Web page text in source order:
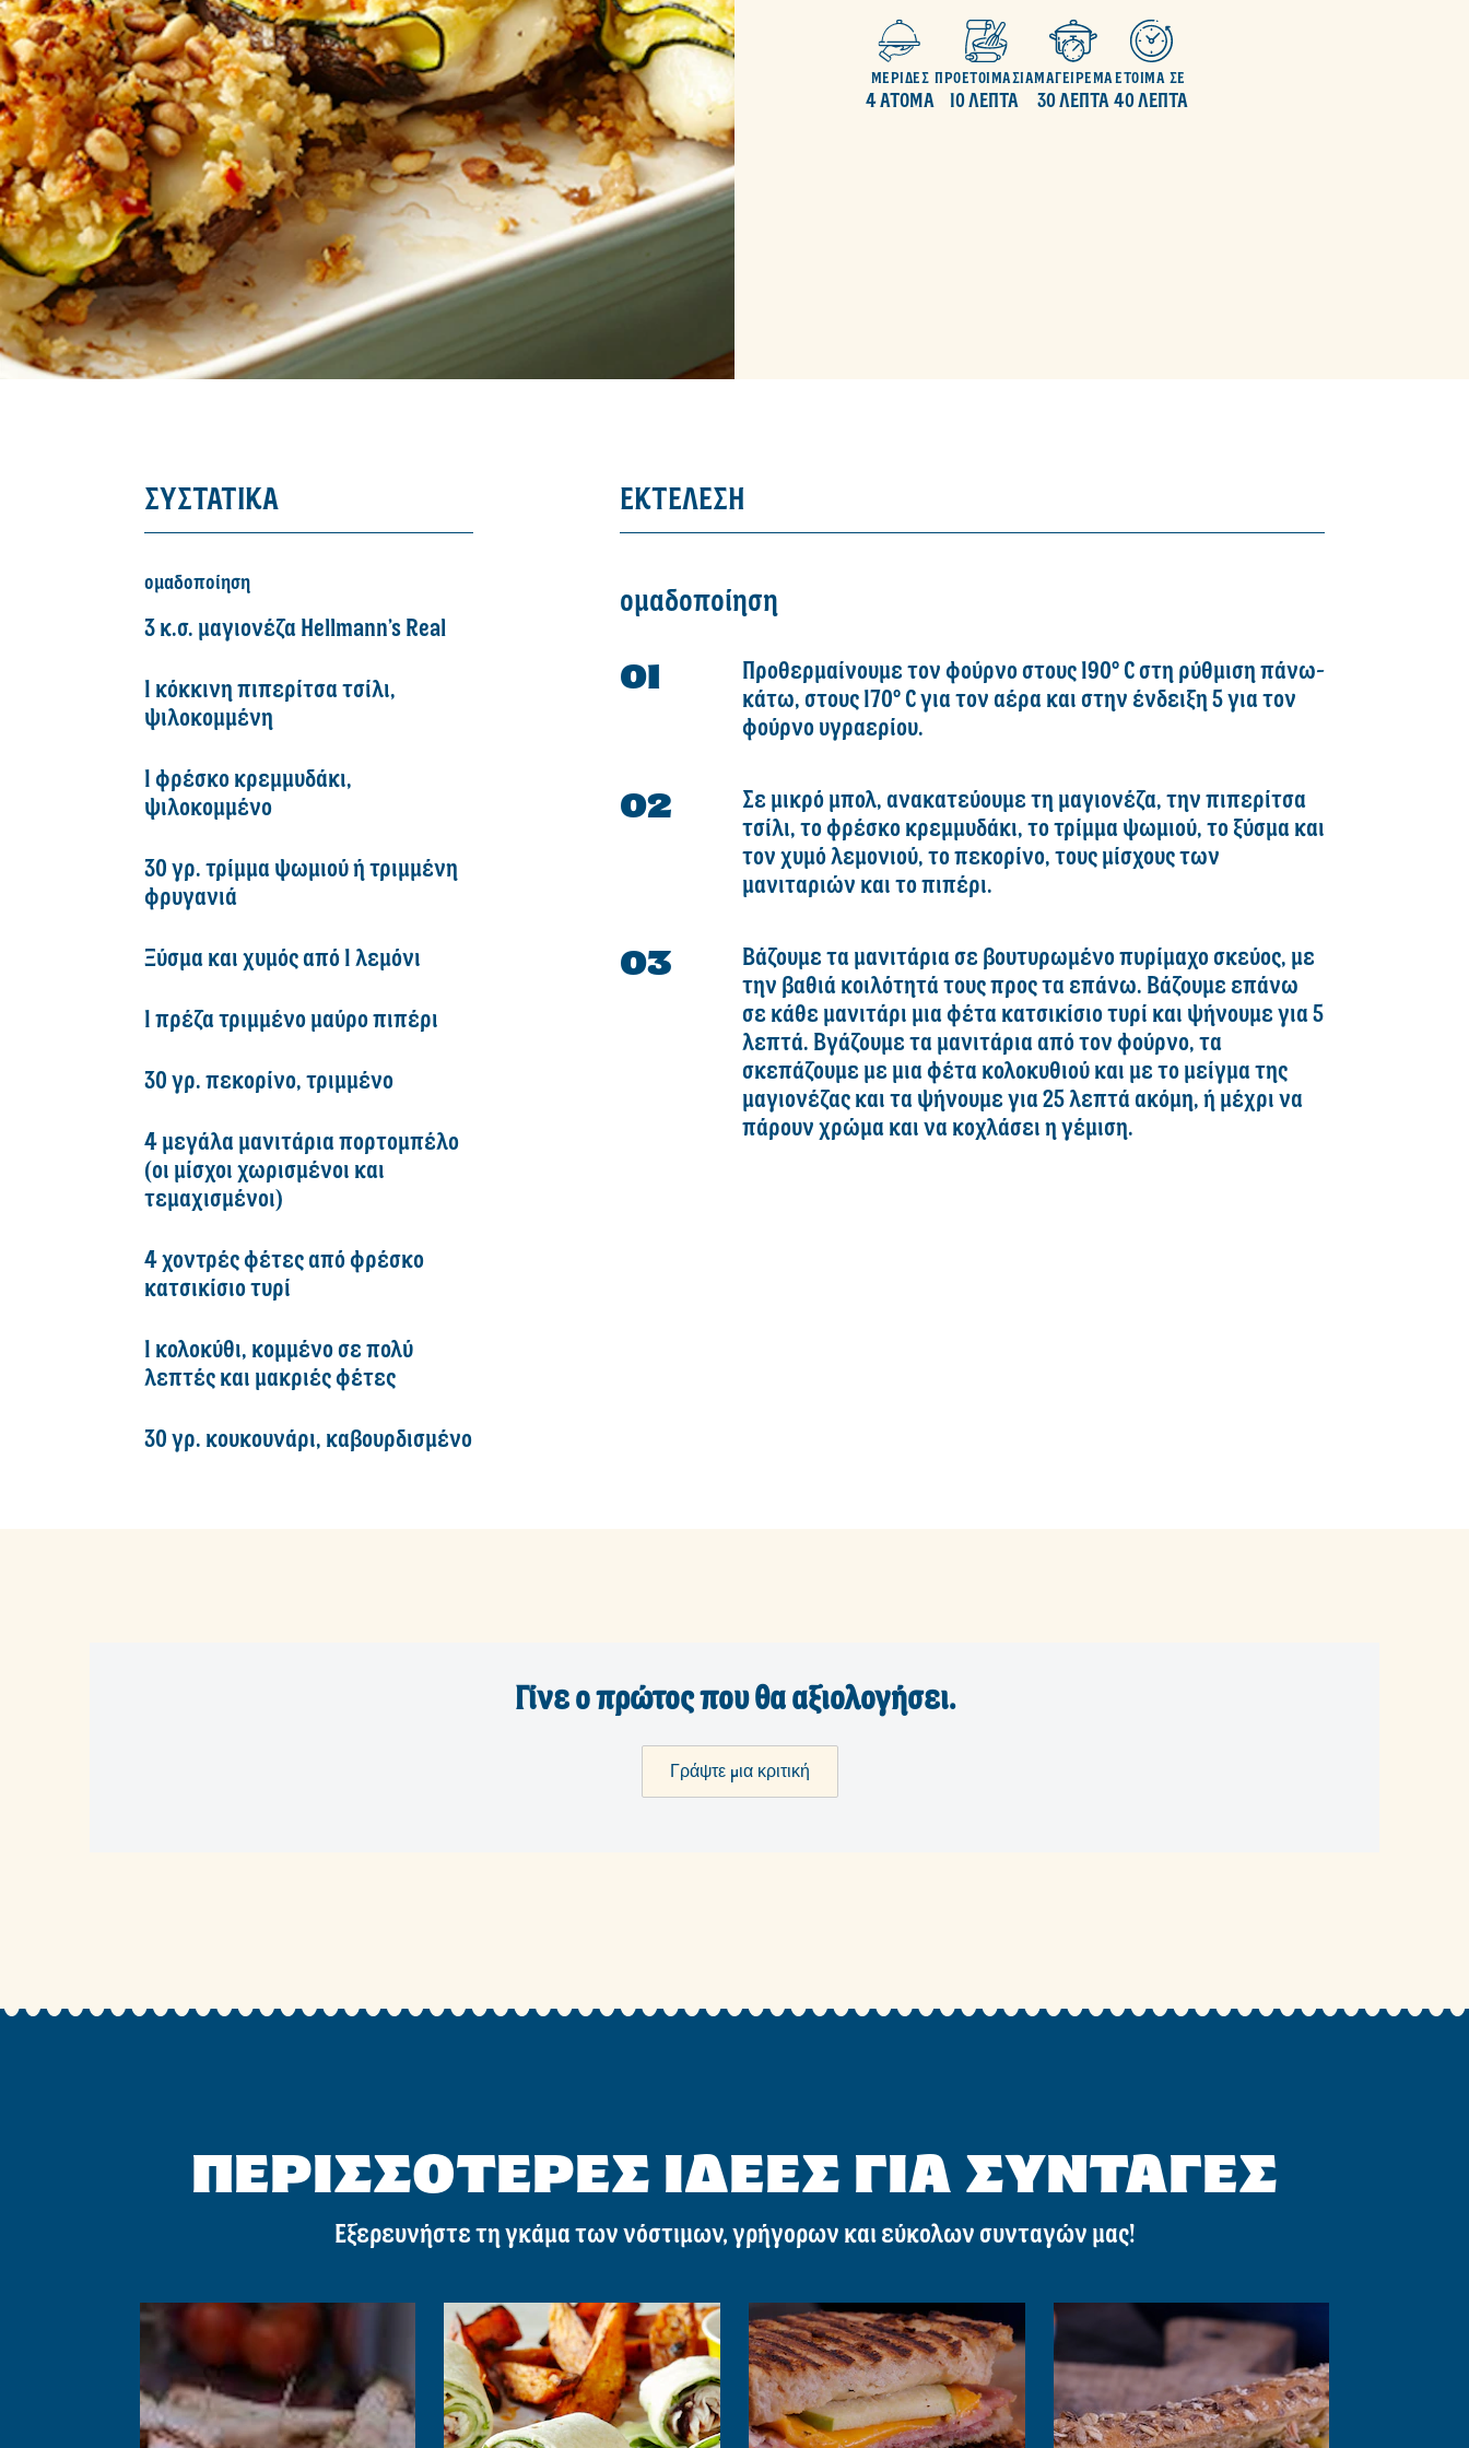
4 ΑΤΟΜΑ
ΜΕΡΙΔΕΣ
10 ΛΕΠΤΑ
ΠΡΟΕΤΟΙΜΑΣΙΑ
30 ΛΕΠΤΑ
ΜΑΓΕΙΡΕΜΑ
40 ΛΕΠΤΑ
ΕΤΟΙΜΑ ΣΕ
ΣΥΣΤΑΤΙΚΑ
ομαδοποίηση
3 κ.σ. μαγιονέζα Hellmann’s Real
1 κόκκινη πιπερίτσα τσίλι,
ψιλοκομμένη
1 φρέσκο κρεμμυδάκι,
ψιλοκομμένο
30 γρ. τρίμμα ψωμιού ή τριμμένη
φρυγανιά
Ξύσμα και χυμός από 1 λεμόνι
1 πρέζα τριμμένο μαύρο πιπέρι
30 γρ. πεκορίνο, τριμμένο
4 μεγάλα μανιτάρια πορτομπέλο
(οι μίσχοι χωρισμένοι και
τεμαχισμένοι)
4 χοντρές φέτες από φρέσκο
κατσικίσιο τυρί
1 κολοκύθι, κομμένο σε πολύ
λεπτές και μακριές φέτες
30 γρ. κουκουνάρι, καβουρδισμένο
ΕΚΤΕΛΕΣΗ
ομαδοποίηση
Προθερμαίνουμε τον φούρνο στους 190° C στη ρύθμιση πάνω-
κάτω, στους 170° C για τον αέρα και στην ένδειξη 5 για τον
φούρνο υγραερίου.
Σε μικρό μπολ, ανακατεύουμε τη μαγιονέζα, την πιπερίτσα
τσίλι, το φρέσκο κρεμμυδάκι, το τρίμμα ψωμιού, το ξύσμα και
τον χυμό λεμονιού, το πεκορίνο, τους μίσχους των
μανιταριών και το πιπέρι.
Βάζουμε τα μανιτάρια σε βουτυρωμένο πυρίμαχο σκεύος, με
την βαθιά κοιλότητά τους προς τα επάνω. Βάζουμε επάνω
σε κάθε μανιτάρι μια φέτα κατσικίσιο τυρί και ψήνουμε για 5
λεπτά. Βγάζουμε τα μανιτάρια από τον φούρνο, τα
σκεπάζουμε με μια φέτα κολοκυθιού και με το μείγμα της
μαγιονέζας και τα ψήνουμε για 25 λεπτά ακόμη, ή μέχρι να
πάρουν χρώμα και να κοχλάσει η γέμιση.
Γίνε ο πρώτος που θα αξιολογήσει.
Γράψτε μια κριτική
ΠΕΡΙΣΣΟΤΕΡΕΣ ΙΔΕΕΣ ΓΙΑ ΣΥΝΤΑΓΕΣ
Εξερευνήστε τη γκάμα των νόστιμων, γρήγορων και εύκολων συνταγών μας!